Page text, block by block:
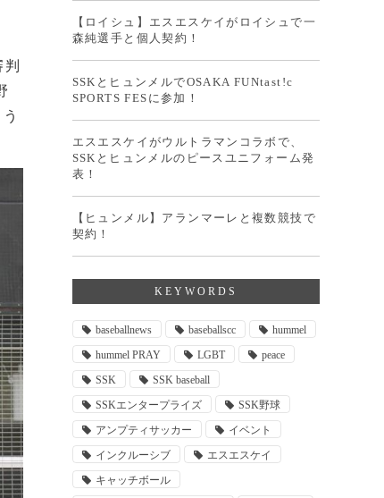
【ロイシュ】エスエスケイがロイシュで一
森純選手と個人契約！
SSKとヒュンメルでOSAKA FUNtast!c
SPORTS FESに参加！
エスエスケイがウルトラマンコラボで、
SSKとヒュンメルのピースユニフォーム発
表！
【ヒュンメル】アランマーレと複数競技で
契約！
KEYWORDS
baseballnews baseballscc
hummel
hummel PRAY
LGBT
peace
SSK
SSK baseball
SSKエンタープライズ
SSK野球
アンプティサッカー
イベント
インクルーシブ
エスエスケイ
キャッチボール